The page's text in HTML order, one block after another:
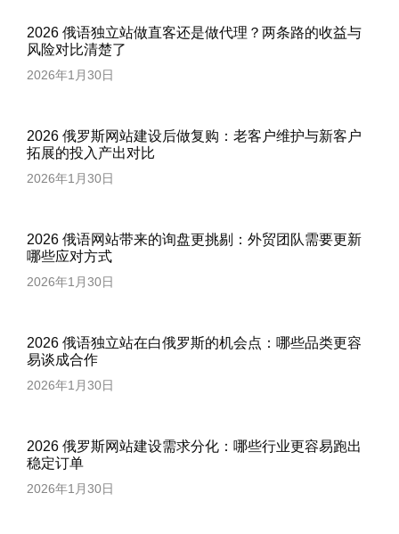
2026 俄语独立站做直客还是做代理？两条路的收益与
风险对比清楚了
2026年1月30日
2026 俄罗斯网站建设后做复购：老客户维护与新客户
拓展的投入产出对比
2026年1月30日
2026 俄语网站带来的询盘更挑剔：外贸团队需要更新
哪些应对方式
2026年1月30日
2026 俄语独立站在白俄罗斯的机会点：哪些品类更容
易谈成合作
2026年1月30日
2026 俄罗斯网站建设需求分化：哪些行业更容易跑出
稳定订单
2026年1月30日